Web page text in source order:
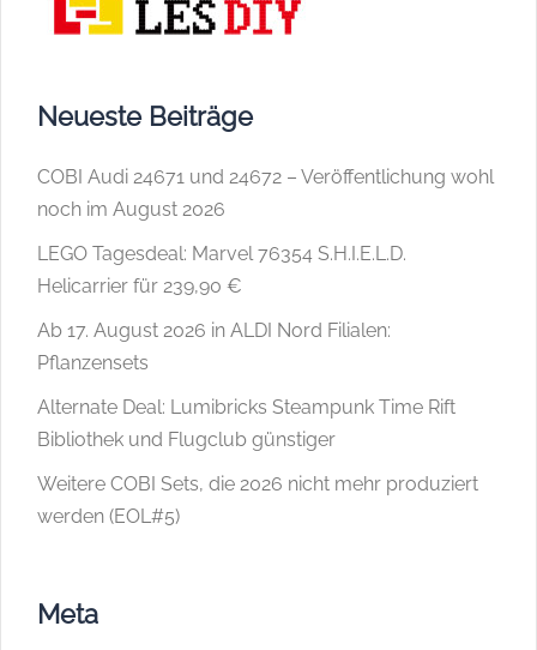
Neueste Beiträge
COBI Audi 24671 und 24672 – Veröffentlichung wohl
noch im August 2026
LEGO Tagesdeal: Marvel 76354 S.H.I.E.L.D.
Helicarrier für 239,90 €
Ab 17. August 2026 in ALDI Nord Filialen:
Pflanzensets
Alternate Deal: Lumibricks Steampunk Time Rift
Bibliothek und Flugclub günstiger
Weitere COBI Sets, die 2026 nicht mehr produziert
werden (EOL#5)
Meta